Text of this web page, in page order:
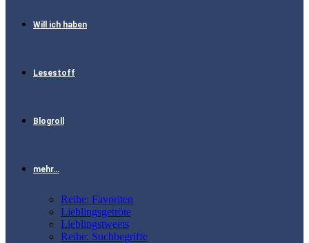
Will ich haben
Lesestoff
Blogroll
mehr…
Reihe: Favoriten
Lieblingsgetröte
Lieblingstweets
Reihe: Suchbegriffe